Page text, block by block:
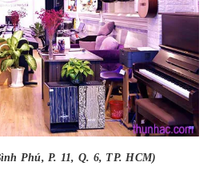
Phú, P. 11, Q. 6, TP. HCM)